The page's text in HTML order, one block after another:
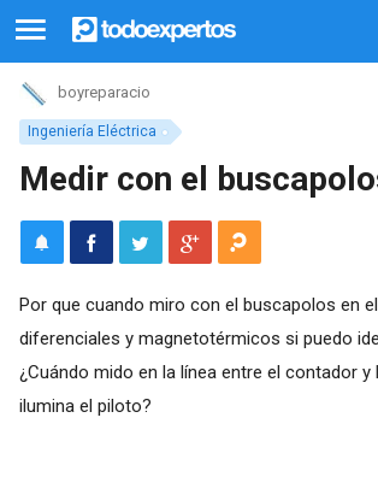
Ingeniería Eléctrica
boyreparacio
Medir con el
Por que cuando miro con el buscapolos en
diferenciales y magnetotérmicos si puedo
¿Cuándo mido en la línea entre el contador y
ilumina el piloto?